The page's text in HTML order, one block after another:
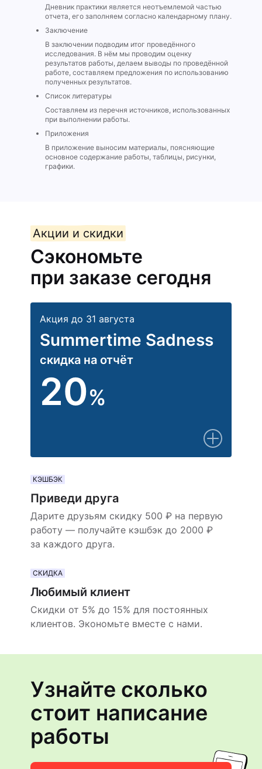
Дневник практики является неотъемлемой частью
отчета, его заполняем согласно календарному плану.
Заключение
В заключении подводим итог проведённого
исследования. В нём мы проводим оценку
результатов работы, делаем выводы по проведённой
работе, составляем предложения по использованию
полученных результатов.
Список литературы
Составляем из перечня источников, использованных
при выполнении работы.
Приложения
В приложение выносим материалы, поясняющие
основное содержание работы, таблицы, рисунки,
графики.
Акции и скидки
Сэкономьте
при заказе сегодня
Акция до 31 августа
Summertime Sadness
скидка на отчёт
20%
КЭШБЭК
Приведи друга
Дарите друзьям скидку 500 ₽ на первую
работу — получайте кэшбэк до 2000 ₽
за каждого друга.
СКИДКА
Любимый клиент
Скидки от 5% до 15% для постоянных
клиентов. Экономьте вместе с нами.
Узнайте сколько
стоит написание
работы